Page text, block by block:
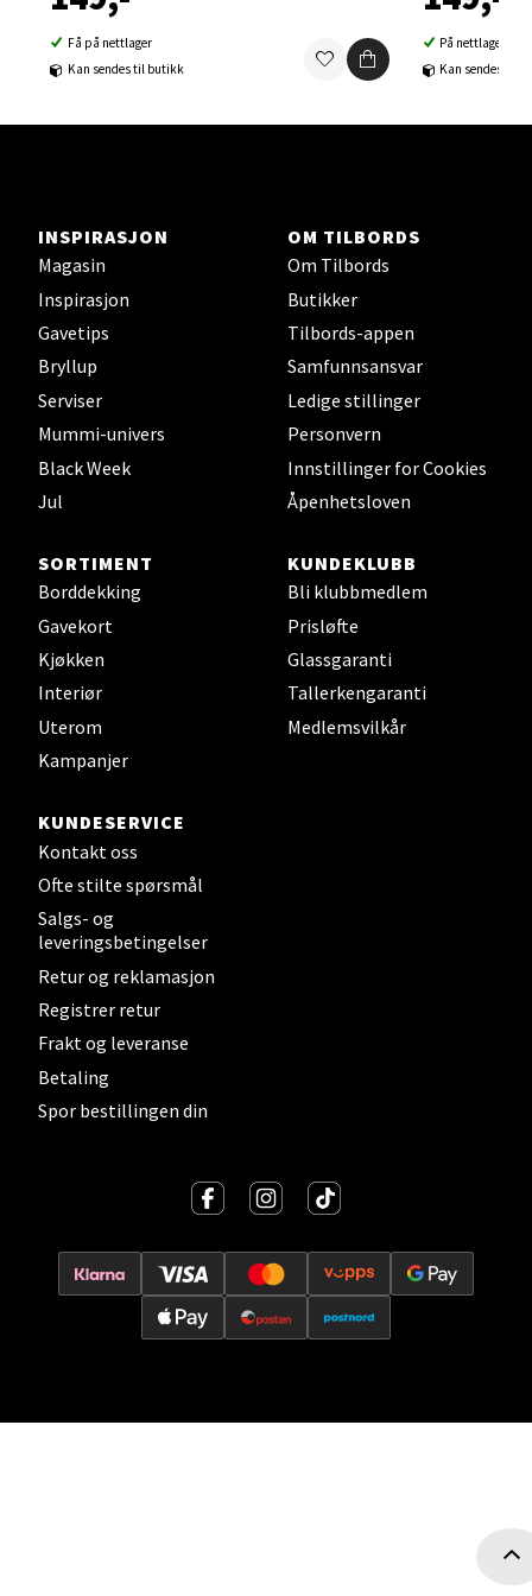
Få på nettlager
Kan sendes til butikk
På nettlager
Kan sendes til
INSPIRASJON
Magasin
Inspirasjon
Gavetips
Bryllup
Serviser
Mummi-univers
Black Week
Jul
OM TILBORDS
Om Tilbords
Butikker
Tilbords-appen
Samfunnsansvar
Ledige stillinger
Personvern
Innstillinger for Cookies
Åpenhetsloven
SORTIMENT
Borddekking
Gavekort
Kjøkken
Interiør
Uterom
Kampanjer
KUNDEKLUBB
Bli klubbmedlem
Prisløfte
Glassgaranti
Tallerkengaranti
Medlemsvilkår
KUNDESERVICE
Kontakt oss
Ofte stilte spørsmål
Salgs- og
leveringsbetingelser
Retur og reklamasjon
Registrer retur
Frakt og leveranse
Betaling
Spor bestillingen din
0 i butikk
Sortland - Sortland Storsenter
Strangata 26, 8400 Sortland
Åpent i dag 10-19
0 i butikk
Åpent i dag 10-20
Leirvik - Stord
Torgbakken 2, 5401 Stord
0 i butikk
Oslo - Thon Senter Storo
Vitaminveien 7 - 9, 0485 Oslo
Åpent i dag 10-21
0 i butikk